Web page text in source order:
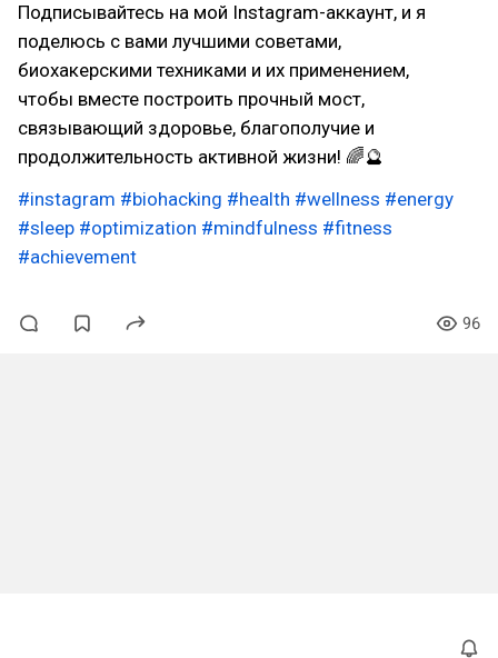
Подписывайтесь на мой Instagram-аккаунт, и я
поделюсь с вами лучшими советами,
биохакерскими техниками и их применением,
чтобы вместе построить прочный мост,
связывающий здоровье, благополучие и
продолжительность активной жизни! 🌈🔮
#instagram #biohacking #health #wellness #energy
#sleep #optimization #mindfulness #fitness
#achievement
96